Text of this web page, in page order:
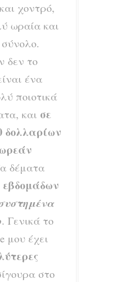
χοντρό,
ωραία και
δεν το
ένα
ποιοτικά
και σε
δολλαρίων
δέματα
εβδομάδων
. Γενικά το
μου έχει
στο